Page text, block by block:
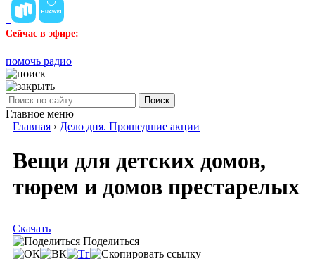
Сейчас в эфире:
помочь радио
Поиск
Главное меню
Главная › Дело дня. Прошедшие акции
Вещи для детских домов,
тюрем и домов престарелых
Скачать
Поделиться